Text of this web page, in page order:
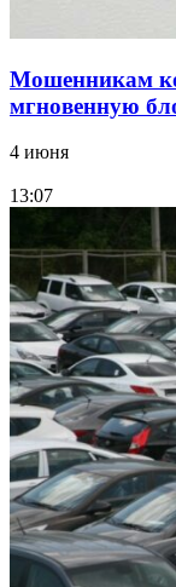
Мошенникам
мгновенную
4 июня
13:07